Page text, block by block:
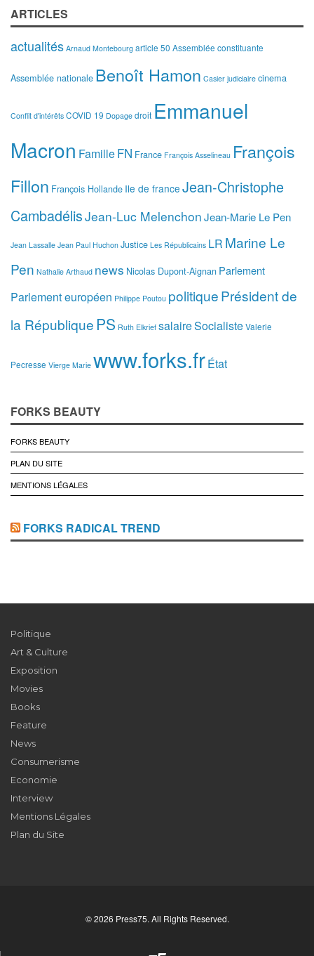
ARTICLES
actualités Arnaud Montebourg article 50 Assemblée constituante
Assemblée nationale Benoît Hamon Casier judiciaire cinema
Conflit d'intérêts COVID 19 Dopage droit Emmanuel
Macron FamilleFN France François Asselineau François
Fillon François Hollande Ile de france Jean-Christophe
CambadélisJean-Luc MelenchonJean-Marie Le Pen
Jean Lassalle Jean Paul Huchon Justice Les Républicains LR Marine Le
Pen Nathalie Arthaud news Nicolas Dupont-Aignan Parlement
Parlement européen Philippe Poutou politiquePrésident de
la République PS Ruth Elkrief salaireSocialisteValerie
Pecresse Vierge Marie www.forks.frÉtat
FORKS BEAUTY
FORKS BEAUTY
PLAN DU SITE
MENTIONS LÉGALES
FORKS RADICAL TREND
Politique
Art & Culture
Exposition
Movies
Books
Feature
News
Consumerisme
Economie
Interview
Mentions Légales
Plan du Site
© 2026 Press75. All Rights Reserved.